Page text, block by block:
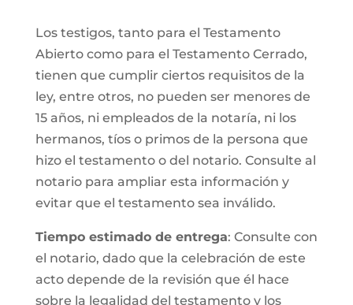
Los testigos, tanto para el Testamento
Abierto como para el Testamento Cerrado,
tienen que cumplir ciertos requisitos de la
ley, entre otros, no pueden ser menores de
15 años, ni empleados de la notaría, ni los
hermanos, tíos o primos de la persona que
hizo el testamento o del notario. Consulte al
notario para ampliar esta información y
evitar que el testamento sea inválido.
Tiempo estimado de entrega: Consulte con
el notario, dado que la celebración de este
acto depende de la revisión que él hace
sobre la legalidad del testamento y los